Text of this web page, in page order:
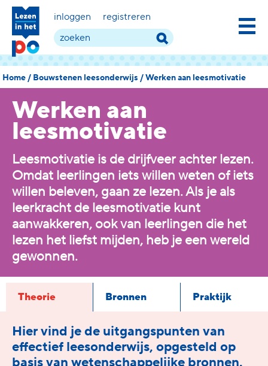
inloggen registreren
Home/ Bouwstenen leesonderwijs /Werken aan leesmotivatie
Werken aan
leesmotivatie
Leesmotivatie is de drijfveer achter lezen.
Omdat leerlingen iets willen weten of iets
willen beleven, gaan ze lezen. Als je als
leerkracht de leesmotivatie kunt
aanwakkeren, ook van leerlingen die het
lezen het liefst mijden, heb je een wereld
gewonnen.
Theorie Bronnen Praktijk
Hier vind je de uitgangspunten van
effectief leesonderwijs, opgesteld op
basis van wetenschappelijke bronnen.